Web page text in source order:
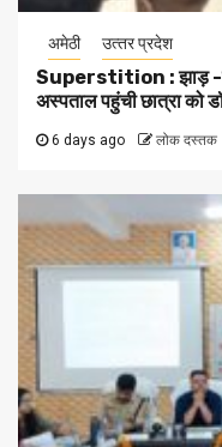
अमेठी उत्‍तर प्रदेश
Superstition : झाड़ -
अस्पताल पहुंची छात्रा को
6 days ago लोक दस्तक